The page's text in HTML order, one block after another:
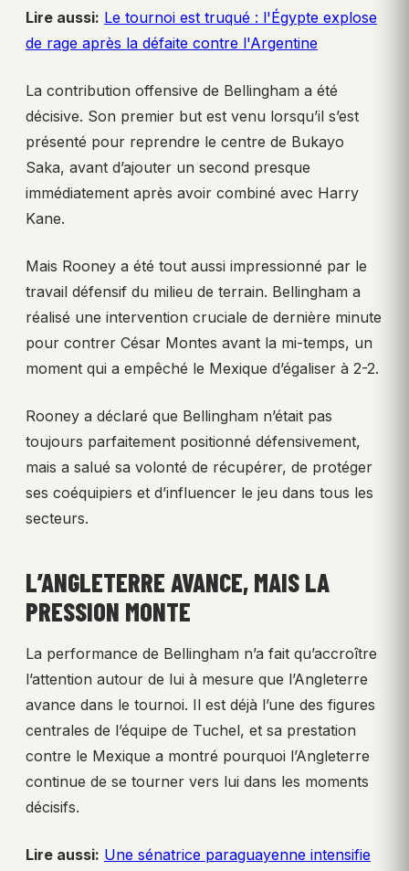
Lire aussi: Le tournoi est truqué : l'Égypte explose
de rage après la défaite contre l'Argentine
La contribution offensive de Bellingham a été
décisive. Son premier but est venu lorsqu’il s’est
présenté pour reprendre le centre de Bukayo
Saka, avant d’ajouter un second presque
immédiatement après avoir combiné avec Harry
Kane.
Mais Rooney a été tout aussi impressionné par le
travail défensif du milieu de terrain. Bellingham a
réalisé une intervention cruciale de dernière minute
pour contrer César Montes avant la mi-temps, un
moment qui a empêché le Mexique d’égaliser à 2-2.
Rooney a déclaré que Bellingham n’était pas
toujours parfaitement positionné défensivement,
mais a salué sa volonté de récupérer, de protéger
ses coéquipiers et d’influencer le jeu dans tous les
secteurs.
L’ANGLETERRE AVANCE, MAIS LA
PRESSION MONTE
La performance de Bellingham n’a fait qu’accroître
l’attention autour de lui à mesure que l’Angleterre
avance dans le tournoi. Il est déjà l’une des figures
centrales de l’équipe de Tuchel, et sa prestation
contre le Mexique a montré pourquoi l’Angleterre
continue de se tourner vers lui dans les moments
décisifs.
Lire aussi: Une sénatrice paraguayenne intensifie